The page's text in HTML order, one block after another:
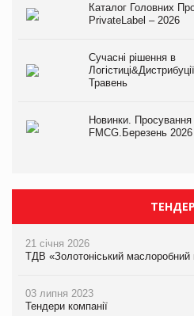
Каталог Головних
PrivateLabel – 2026
Сучасні рішення в
Травень
Новинки. Просування
FMCG.Березень 2026
21 січня 2026
ТДВ «Золотоніський маслоробний
03 липня 2023
Тендери компанії